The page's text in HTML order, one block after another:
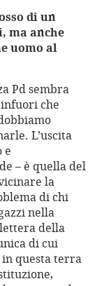
di un
ma anche
uomo al
Pd sembra
che
L’uscita
e
– è quella del
la
di chi
nella
della
di cui
in questa terra